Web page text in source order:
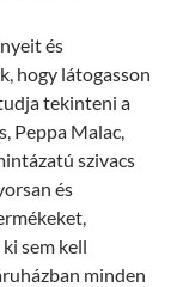
és
hogy látogasson
tekinteni a
Peppa Malac,
szivacs
és
sem kell
minden